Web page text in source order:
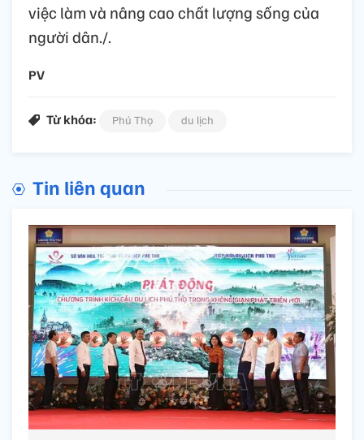
việc làm và nâng cao chất lượng sống của
người dân./.
PV
Từ khóa: Phú Thọ du lịch
Tin liên quan